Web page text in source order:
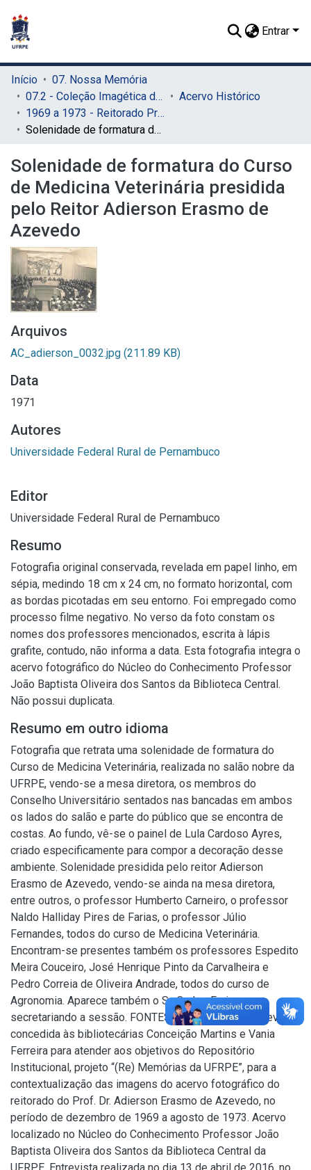
Entrar
Início
07. Nossa Memória
07.2 - Coleção Imagética do SIB
Acervo Histórico
1969 a 1973 - Reitorado Prof. Adierson Erasmo de Azevedo
Solenidade de formatura do Curso de Medicina Veterinária presidida pelo Reitor Adierson Erasmo de Azevedo
Solenidade de formatura do Curso
de Medicina Veterinária presidida
pelo Reitor Adierson Erasmo de
Azevedo
Arquivos
AC_adierson_0032.jpg (211.89 KB)
Data
1971
Autores
Universidade Federal Rural de Pernambuco
Editor
Universidade Federal Rural de Pernambuco
Resumo
Fotografia original conservada, revelada em papel linho, em
sépia, medindo 18 cm x 24 cm, no formato horizontal, com
as bordas picotadas em seu entorno. Foi empregado como
processo filme negativo. No verso da foto constam os
nomes dos professores mencionados, escrita à lápis
grafite, contudo, não informa a data. Esta fotografia integra o
acervo fotográfico do Núcleo do Conhecimento Professor
João Baptista Oliveira dos Santos da Biblioteca Central.
Não possui duplicata.
Resumo em outro idioma
Fotografia que retrata uma solenidade de formatura do
Curso de Medicina Veterinária, realizada no salão nobre da
UFRPE, vendo-se a mesa diretora, os membros do
Conselho Universitário sentados nas bancadas em ambos
os lados do salão e parte do público que se encontra de
costas. Ao fundo, vê-se o painel de Lula Cardoso Ayres,
criado especificamente para compor a decoração desse
ambiente. Solenidade presidida pelo reitor Adierson
Erasmo de Azevedo, vendo-se ainda na mesa diretora,
entre outros, o professor Humberto Carneiro, o professor
Naldo Halliday Pires de Farias, o professor Júlio
Fernandes, todos do curso de Medicina Veterinária.
Encontram-se presentes também os professores Espedito
Meira Couceiro, José Henrique Pinto da Carvalheira e
Pedro Correia de Oliveira Andrade, todos do curso de
Agronomia. Aparece também o Sr. Carlos Farias,
secretariando a sessão. FONTES DE PESQUISA: Entrevista
concedida às bibliotecárias Conceição Martins e Vania
Ferreira para atender aos objetivos do Repositório
Institucional, projeto “(Re) Memórias da UFRPE”, para a
contextualização das imagens do acervo fotográfico do
reitorado do Prof. Dr. Adierson Erasmo de Azevedo, no
período de dezembro de 1969 a agosto de 1973. Acervo
localizado no Núcleo do Conhecimento Professor João
Baptista Oliveira dos Santos da Biblioteca Central da